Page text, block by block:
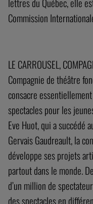
Commission
LE CARROUSEL,
Compagnie de théâtre
consacre
spectacles pour les
Eve Huot, qui a succédé
Gervais Gaudreault, la
développe ses projets
partout dans le monde.
d’un million de
des spectacles en